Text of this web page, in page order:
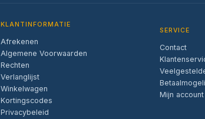
KLANTINFORMATIE
Afrekenen
Algemene Voorwaarden
Rechten
Verlanglijst
Winkelwagen
Kortingscodes
Privacybeleid
SERVICE
Contact
Mijn account